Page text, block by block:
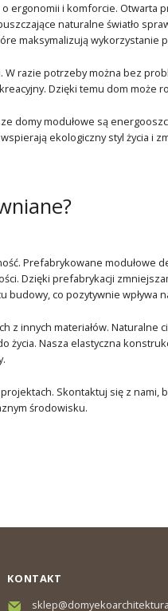
ergonomii i komforcie.
naturalne światło
maksymalizują wykorzystanie
razie potrzeby można bez
Dzięki temu dom może
domy modułowe są
ekologiczny styl życia i
Prefabrykowane modułowe
Dzięki prefabrykacji
budowy, co pozytywnie wpływa
innych materiałów. Naturalne
Nasza elastyczna
Skontaktuj się z nami,
środowisku.
KONTAKT